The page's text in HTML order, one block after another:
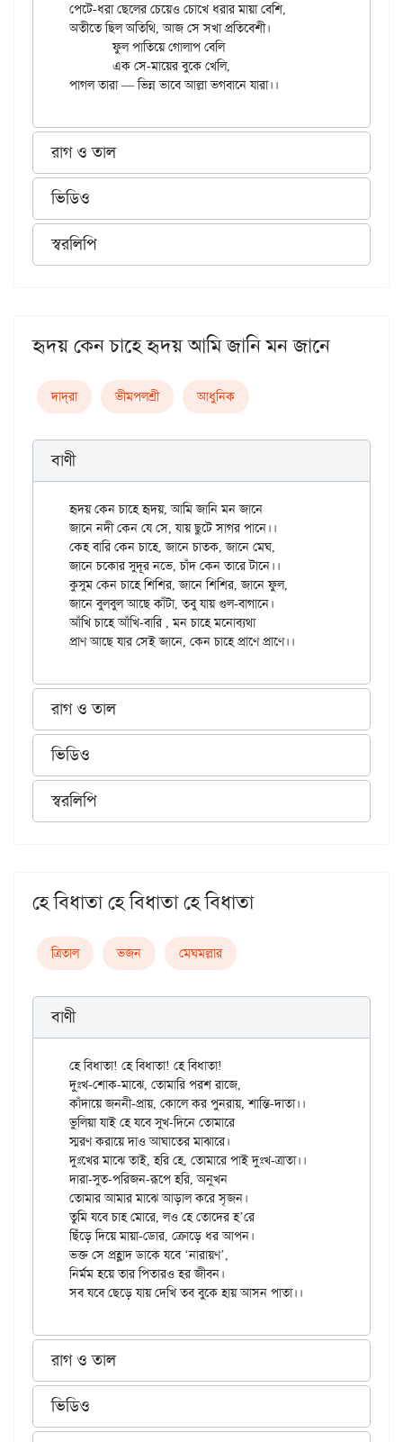
পেটে-ধরা ছেলের চেয়েও চোখে ধরার মায়া বেশি,
অতীতে ছিল অতিথি, আজ সে সখা প্রতিবেশী।
	ফুল পাতিয়ে গোলাপ বেলি
রাগ ও তাল
ভিডিও
স্বরলিপি
হৃদয় কেন চাহে হৃদয় আমি জানি মন জানে
দাদ্‌রা ভীমপলশ্রী আধুনিক
বাণী
হৃদয় কেন চাহে হৃদয়, আমি জানি মন জানে
জানে নদী কেন যে সে, যায় ছুটে সাগর পানে।।
কেহ বারি কেন চাহে, জানে চাতক, জানে মেঘ,
জানে চকোর সুদূর নভে, চাঁদ কেন তারে টানে।।
কুসুম কেন চাহে শিশির, জানে শিশির, জানে ফুল,
জানে বুলবুল আছে কাঁটা, তবু যায় গুল-বাগানে।
আঁখি চাহে আঁখি-বারি , মন চাহে মনোব্যথা
রাগ ও তাল
ভিডিও
স্বরলিপি
হে বিধাতা হে বিধাতা হে বিধাতা
ত্রিতাল ভজন মেঘমল্লার
বাণী
হে বিধাতা! হে বিধাতা! হে বিধাতা!
দুঃখ-শোক-মাঝে, তোমারি পরশ রাজে,
কাঁদায়ে জননী-প্রায়, কোলে কর পুনরায়, শান্তি-দাতা।।
ভুলিয়া যাই হে যবে সুখ-দিনে তোমারে
স্মরণ করায়ে দাও আঘাতের মাঝারে।
দুঃখের মাঝে তাই, হরি হে, তোমারে পাই দুঃখ-ত্রাতা।।
দারা-সুত-পরিজন-রূপে হরি, অনুখন
তোমার আমার মাঝে আড়াল করে সৃজন।
তুমি যবে চাহ মোরে, লও হে তোদের হ’রে
ছিঁড়ে দিয়ে মায়া-ডোর, ক্রোড়ে ধর আপন।
ভক্ত সে প্রহ্লাদ ডাকে যবে ‘নারায়ণ’,
নির্মম হয়ে তার পিতারও হর জীবন।
রাগ ও তাল
ভিডিও